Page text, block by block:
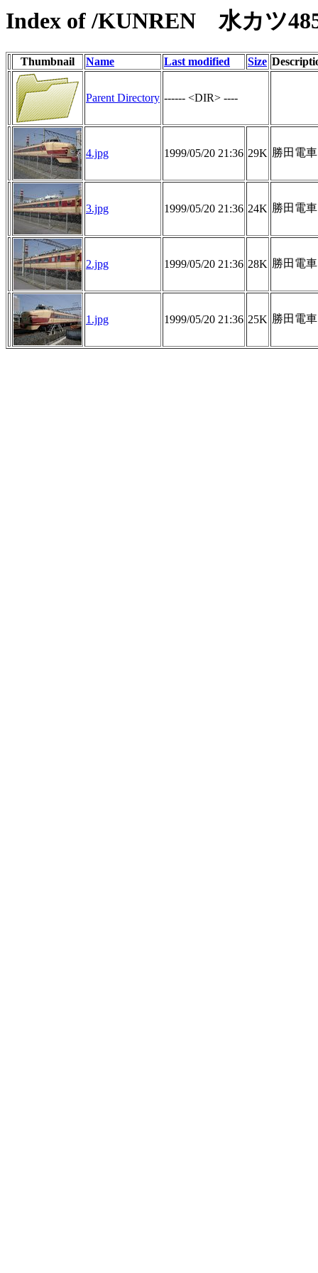
Index of /KUNREN 水カツ
Thumbnail Name Last modified Size
Parent Directory ------ <DIR> ----
4.jpg 1999/05/20 21:36 29K 勝田電
3.jpg 1999/05/20 21:36 24K 勝田電
2.jpg 1999/05/20 21:36 28K 勝田電
1.jpg 1999/05/20 21:36 25K 勝田電